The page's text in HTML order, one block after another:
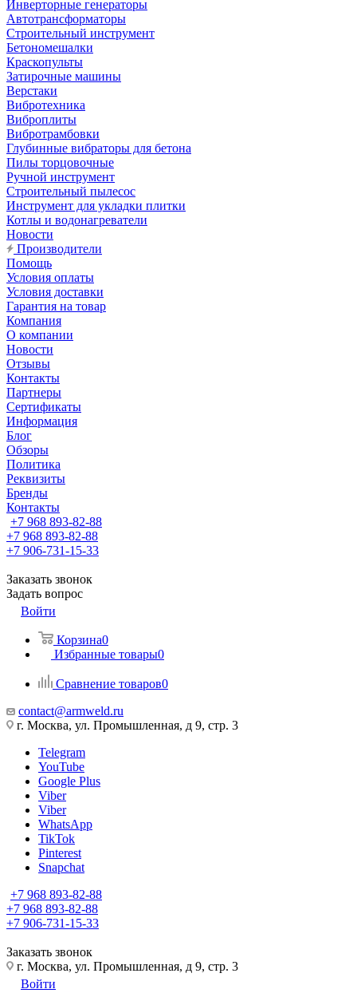
Инверторные генераторы
Автотрансформаторы
Строительный инструмент
Бетономешалки
Краскопульты
Затирочные машины
Верстаки
Вибротехника
Виброплиты
Вибротрамбовки
Глубинные вибраторы для бетона
Пилы торцовочные
Ручной инструмент
Строительный пылесос
Инструмент для укладки плитки
Котлы и водонагреватели
Новости
Производители
Помощь
Условия оплаты
Условия доставки
Гарантия на товар
Компания
О компании
Новости
Отзывы
Контакты
Партнеры
Сертификаты
Информация
Блог
Обзоры
Политика
Реквизиты
Бренды
Контакты
+7 968 893-82-88
+7 968 893-82-88
+7 906-731-15-33
Заказать звонок
Задать вопрос
Войти
Корзина0
Избранные товары0
Сравнение товаров0
contact@armweld.ru
г. Москва, ул. Промышленная, д 9, стр. 3
Telegram
YouTube
Google Plus
Viber
Viber
WhatsApp
TikTok
Pinterest
Snapchat
+7 968 893-82-88
+7 968 893-82-88
+7 906-731-15-33
Заказать звонок
г. Москва, ул. Промышленная, д 9, стр. 3
Войти